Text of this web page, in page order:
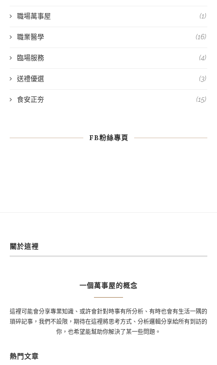
職場萬事屋 (1)
職業醫學 (16)
臨場服務 (4)
送禮優選 (3)
食安正夯 (15)
FB粉絲專頁
關於這裡
一個萬事屋的概念
這裡可能會分享專業知識、或許會針對時事有所分析、有時也會有生活一隅的
瑣碎記事，我們不設限，期待在這裡將思考方式、分析邏輯分享給所有到訪的
你，也希望能幫助你解決了某一些問題。
熱門文章